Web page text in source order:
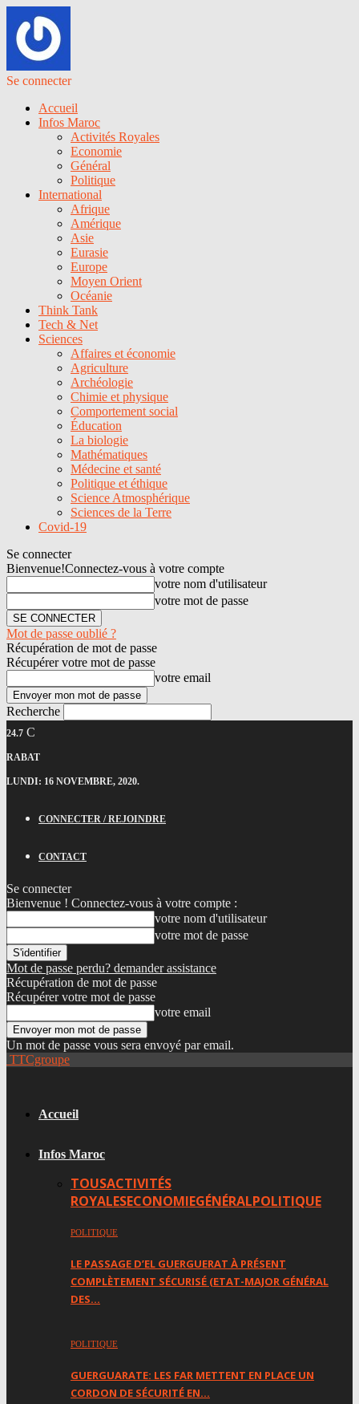
Se connecter
Accueil
Infos Maroc
Activités Royales
Economie
Général
Politique
International
Afrique
Amérique
Asie
Eurasie
Europe
Moyen Orient
Océanie
Think Tank
Tech & Net
Sciences
Affaires et économie
Agriculture
Archéologie
Chimie et physique
Comportement social
Éducation
La biologie
Mathématiques
Médecine et santé
Politique et éthique
Science Atmosphérique
Sciences de la Terre
Covid-19
Se connecter
Bienvenue!Connectez-vous à votre compte
votre nom d'utilisateur
votre mot de passe
Mot de passe oublié ?
Récupération de mot de passe
Récupérer votre mot de passe
votre email
Recherche
24.7 C
RABAT
LUNDI: 16 NOVEMBRE, 2020.
CONNECTER / REJOINDRE
CONTACT
Se connecter
Bienvenue ! Connectez-vous à votre compte :
votre nom d'utilisateur
votre mot de passe
Mot de passe perdu? demander assistance
Récupération de mot de passe
Récupérer votre mot de passe
votre email
Un mot de passe vous sera envoyé par email.
TTCgroupe
Accueil
Infos Maroc
TOUSACTIVITÉS
ROYALESECONOMIEGÉNÉRALPOLITIQUE
POLITIQUE
LE PASSAGE D’EL GUERGUERAT À PRÉSENT
COMPLÈTEMENT SÉCURISÉ (ETAT-MAJOR GÉNÉRAL
DES…
POLITIQUE
GUERGUARATE: LES FAR METTENT EN PLACE UN
CORDON DE SÉCURITÉ EN…